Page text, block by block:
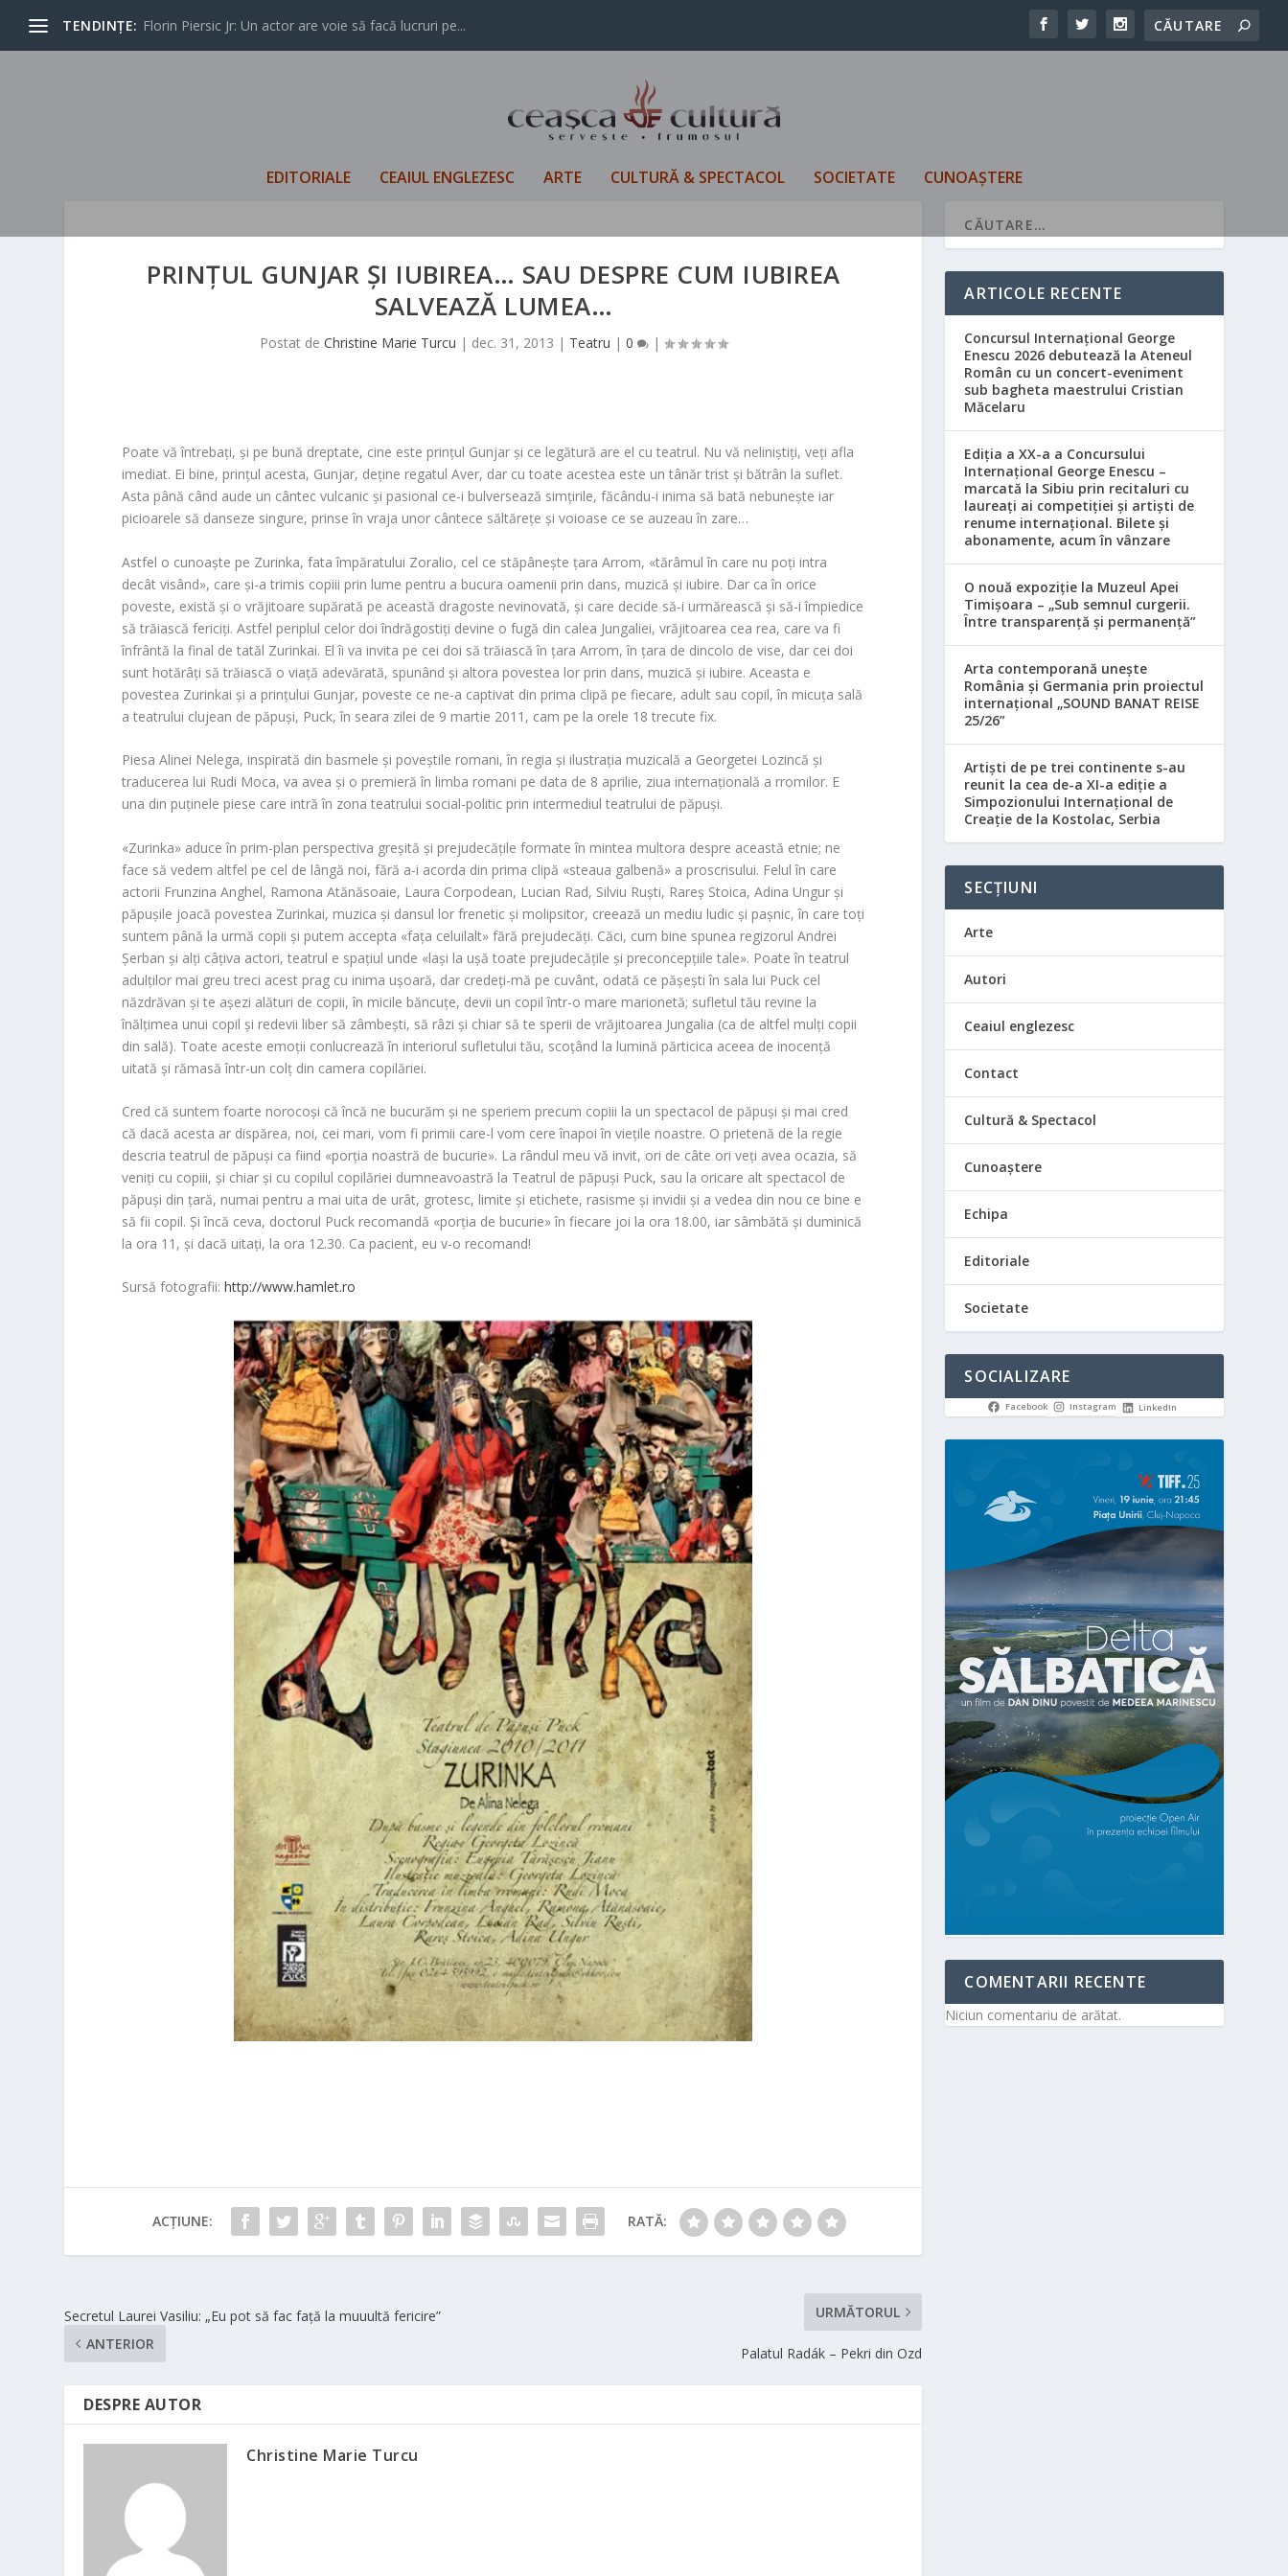
TENDINȚE: Florin Piersic Jr: Un actor are voie să facă lucruri pe...
EDITORIALE CEAIUL ENGLEZESC ARTE CULTURĂ & SPECTACOL SOCIETATE CUNOAȘTERE
PRINŢUL GUNJAR ŞI IUBIREA… SAU DESPRE CUM IUBIREA
SALVEAZĂ LUMEA…
Postat de Christine Marie Turcu | dec. 31, 2013 | Teatru | 0 |
Poate vă întrebați, și pe bună dreptate, cine este prințul Gunjar și ce legătură are el cu teatrul. Nu vă neliniștiți, veți afla
imediat. Ei bine, prințul acesta, Gunjar, deține regatul Aver, dar cu toate acestea este un tânăr trist și bătrân la suflet.
Asta până când aude un cântec vulcanic și pasional ce-i bulversează simțirile, făcându-i inima să bată nebunește iar
picioarele să danseze singure, prinse în vraja unor cântece săltărețe și voioase ce se auzeau în zare…
Astfel o cunoaște pe Zurinka, fata împăratului Zoralio, cel ce stăpânește țara Arrom, «tărâmul în care nu poți intra
decât visând», care și-a trimis copiii prin lume pentru a bucura oamenii prin dans, muzică și iubire. Dar ca în orice
poveste, există și o vrăjitoare supărată pe această dragoste nevinovată, și care decide să-i urmărească și să-i împiedice
să trăiască fericiți. Astfel periplul celor doi îndrăgostiți devine o fugă din calea Jungaliei, vrăjitoarea cea rea, care va fi
înfrântă la final de tatăl Zurinkai. El îi va invita pe cei doi să trăiască în țara Arrom, în țara de dincolo de vise, dar cei doi
sunt hotărâți să trăiască o viață adevărată, spunând și altora povestea lor prin dans, muzică și iubire. Aceasta e
povestea Zurinkai și a prințului Gunjar, poveste ce ne-a captivat din prima clipă pe fiecare, adult sau copil, în micuța sală
a teatrului clujean de păpuși, Puck, în seara zilei de 9 martie 2011, cam pe la orele 18 trecute fix.
Piesa Alinei Nelega, inspirată din basmele și poveștile romani, în regia și ilustrația muzicală a Georgetei Lozincă și
traducerea lui Rudi Moca, va avea și o premieră în limba romani pe data de 8 aprilie, ziua internațională a rromilor. E
una din puținele piese care intră în zona teatrului social-politic prin intermediul teatrului de păpuși.
«Zurinka» aduce în prim-plan perspectiva greșită și prejudecățile formate în mintea multora despre această etnie; ne
face să vedem altfel pe cel de lângă noi, fără a-i acorda din prima clipă «steaua galbenă» a proscrisului. Felul în care
actorii Frunzina Anghel, Ramona Atănăsoaie, Laura Corpodean, Lucian Rad, Silviu Ruști, Rareș Stoica, Adina Ungur și
păpușile joacă povestea Zurinkai, muzica și dansul lor frenetic și molipsitor, creează un mediu ludic și pașnic, în care toți
suntem până la urmă copii și putem accepta «fața celuilalt» fără prejudecăți. Căci, cum bine spunea regizorul Andrei
Șerban și alți câțiva actori, teatrul e spațiul unde «lași la ușă toate prejudecățile și preconcepțiile tale». Poate în teatrul
adulților mai greu treci acest prag cu inima ușoară, dar credeți-mă pe cuvânt, odată ce pășești în sala lui Puck cel
năzdrăvan și te așezi alături de copii, în micile băncuțe, devii un copil într-o mare marionetă; sufletul tău revine la
înălțimea unui copil și redevii liber să zâmbești, să râzi și chiar să te sperii de vrăjitoarea Jungalia (ca de altfel mulți copii
din sală). Toate aceste emoții conlucrează în interiorul sufletului tău, scoțând la lumină părticica aceea de inocență
uitată și rămasă într-un colț din camera copilăriei.
Cred că suntem foarte norocoși că încă ne bucurăm și ne speriem precum copiii la un spectacol de păpuși și mai cred
că dacă acesta ar dispărea, noi, cei mari, vom fi primii care-l vom cere înapoi în viețile noastre. O prietenă de la regie
descria teatrul de păpuși ca fiind «porția noastră de bucurie». La rândul meu vă invit, ori de câte ori veți avea ocazia, să
veniți cu copiii, și chiar și cu copilul copilăriei dumneavoastră la Teatrul de păpuși Puck, sau la oricare alt spectacol de
păpuși din țară, numai pentru a mai uita de urât, grotesc, limite și etichete, rasisme și invidii și a vedea din nou ce bine e
să fii copil. Și încă ceva, doctorul Puck recomandă «porția de bucurie» în fiecare joi la ora 18.00, iar sâmbătă și duminică
la ora 11, și dacă uitați, la ora 12.30. Ca pacient, eu v-o recomand!
Sursă fotografii:http://www.hamlet.ro
ACȚIUNE: RATĂ:
Secretul Laurei Vasiliu: „Eu pot să fac față la muuultă fericire”
ANTERIOR
URMĂTORUL
Palatul Radák – Pekri din Ozd
DESPRE AUTOR
Christine Marie Turcu
ARTICOLE RECENTE
Concursul Internațional George
Enescu 2026 debutează la Ateneul
Român cu un concert-eveniment
sub bagheta maestrului Cristian
Măcelaru
Ediția a XX-a a Concursului
Internațional George Enescu –
marcată la Sibiu prin recitaluri cu
laureați ai competiției și artiști de
renume internațional. Bilete și
abonamente, acum în vânzare
O nouă expoziție la Muzeul Apei
Timișoara – „Sub semnul curgerii.
Între transparență și permanență”
Arta contemporană unește
România și Germania prin proiectul
internațional „SOUND BANAT REISE
25/26”
Artiști de pe trei continente s-au
reunit la cea de-a XI-a ediție a
Simpozionului Internațional de
Creație de la Kostolac, Serbia
SECȚIUNI
Arte
Autori
Ceaiul englezesc
Contact
Cultură & Spectacol
Cunoaștere
Echipa
Editoriale
Societate
SOCIALIZARE
Facebook Instagram LinkedIn
COMENTARII RECENTE
Niciun comentariu de arătat.